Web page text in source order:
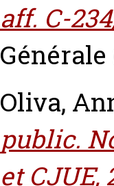
aff. C-
Générale
Oliva,
public.
et CJUE,